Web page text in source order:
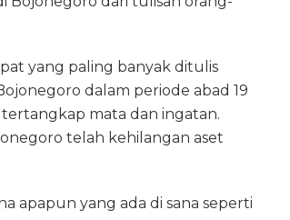
yang paling banyak ditulis
dalam periode abad 19
tertangkap mata dan ingatan.
telah kehilangan aset
apapun yang ada di sana seperti